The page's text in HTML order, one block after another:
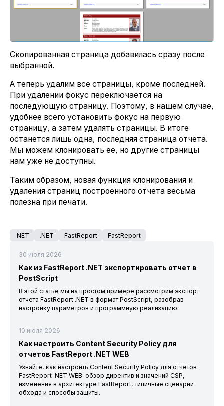
Скопированная страница добавилась сразу после
выбранной.
А теперь удалим все страницы, кроме последней.
При удалении фокус переключается на
последующую страницу. Поэтому, в нашем случае,
удобнее всего установить фокус на первую
страницу, а затем удалять страницы. В итоге
останется лишь одна, последняя страница отчета.
Мы можем клонировать ее, но другие страницы
нам уже не доступны.
Таким образом, новая функция клонирования и
удаления страниц построенного отчета весьма
полезна при печати.
.NET .NET FastReport FastReport
30 июля 2026
Как из FastReport .NET экспортировать отчет в
PostScript
В этой статье мы на простом примере рассмотрим экспорт
отчета FastReport .NET в формат PostScript, разобрав
настройку параметров и программную реализацию.
10 июля 2026
Как настроить Content Security Policy для
отчетов FastReport .NET WEB
Узнайте, как настроить Content Security Policy для отчётов
FastReport .NET WEB: обзор директив и значений CSP,
изменения в архитектуре FastReport, типичные сценарии
обхода и способы защиты.